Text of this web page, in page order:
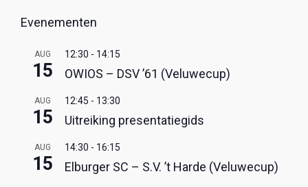
Evenementen
AUG
15
12:30 - 14:15
OWIOS – DSV ’61 (Veluwecup)
AUG
15
12:45 - 13:30
Uitreiking presentatiegids
AUG
15
14:30 - 16:15
Elburger SC – S.V. ’t Harde (Veluwecup)